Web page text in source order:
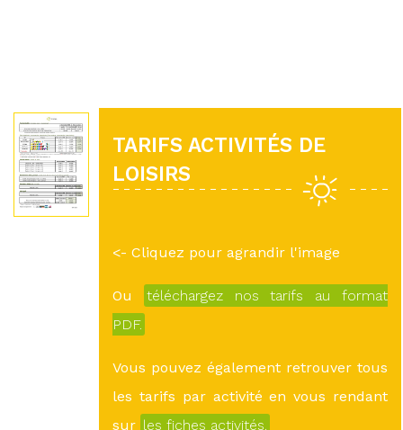
TARIFS ACTIVITÉS DE
LOISIRS
<- Cliquez pour agrandir l'image
Ou
téléchargez nos tarifs au format
PDF.
Vous pouvez également retrouver tous
les tarifs par activité en vous rendant
sur les fiches activités.